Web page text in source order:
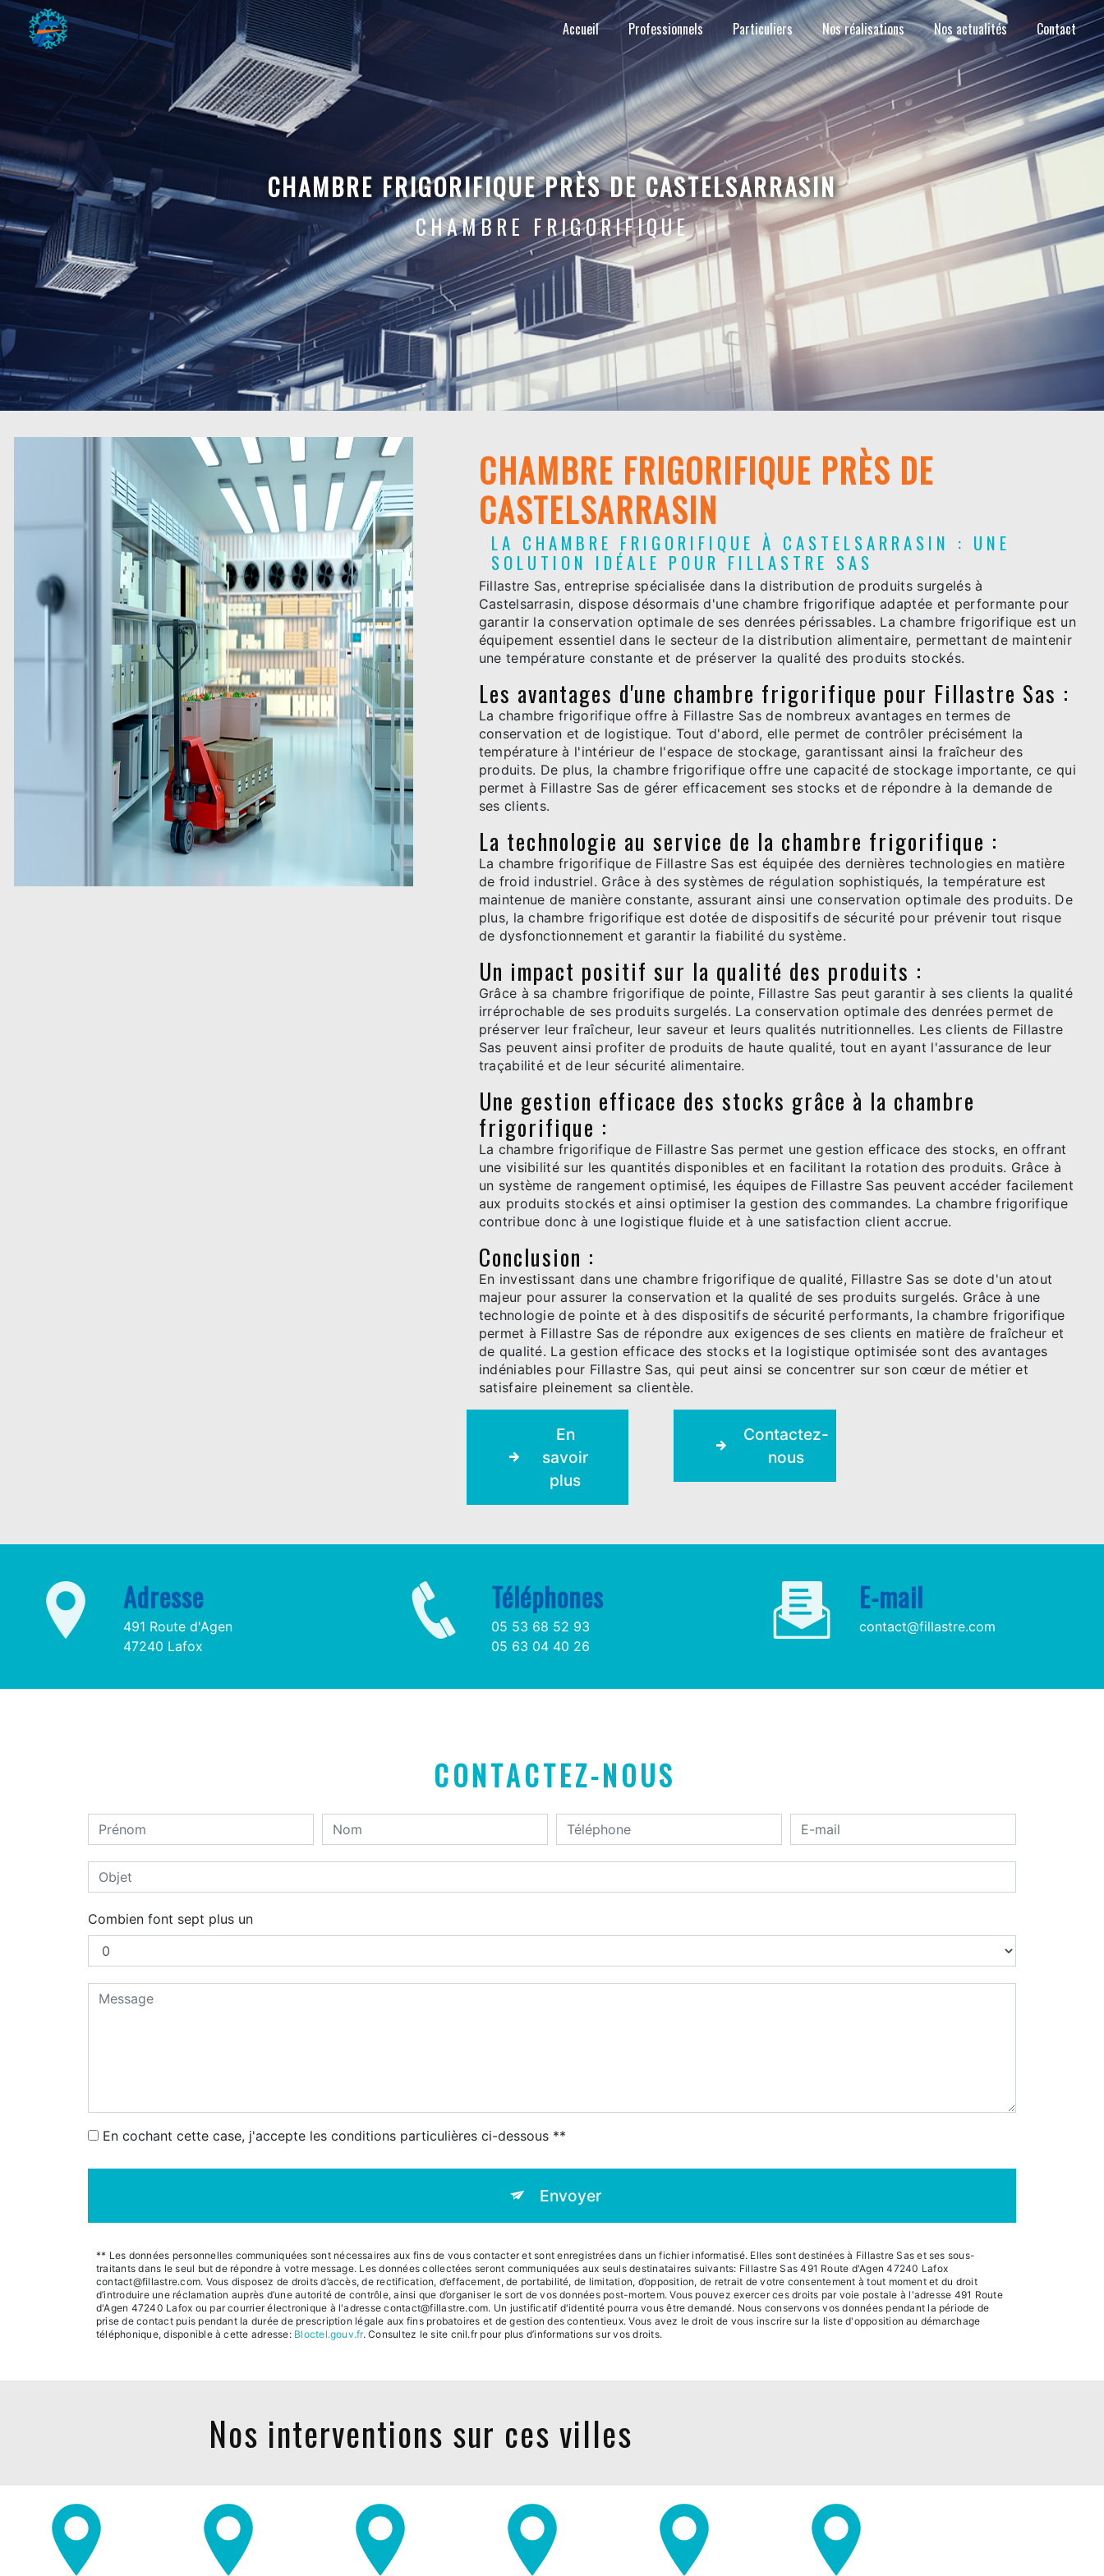
Accueil Professionnels Particuliers Nos réalisations Nos actualités Contact
CHAMBRE FRIGORIFIQUE PRÈS DE CASTELSARRASIN
CHAMBRE FRIGORIFIQUE
CHAMBRE FRIGORIFIQUE PRÈS DE
CASTELSARRASIN
LA CHAMBRE FRIGORIFIQUE À CASTELSARRASIN : UNE
SOLUTION IDÉALE POUR FILLASTRE SAS
Fillastre Sas, entreprise spécialisée dans la distribution de produits surgelés à
Castelsarrasin, dispose désormais d'une chambre frigorifique adaptée et performante pour
garantir la conservation optimale de ses denrées périssables. La chambre frigorifique est un
équipement essentiel dans le secteur de la distribution alimentaire, permettant de maintenir
une température constante et de préserver la qualité des produits stockés.
Les avantages d'une chambre frigorifique pour Fillastre Sas :
La chambre frigorifique offre à Fillastre Sas de nombreux avantages en termes de
conservation et de logistique. Tout d'abord, elle permet de contrôler précisément la
température à l'intérieur de l'espace de stockage, garantissant ainsi la fraîcheur des
produits. De plus, la chambre frigorifique offre une capacité de stockage importante, ce qui
permet à Fillastre Sas de gérer efficacement ses stocks et de répondre à la demande de
ses clients.
La technologie au service de la chambre frigorifique :
La chambre frigorifique de Fillastre Sas est équipée des dernières technologies en matière
de froid industriel. Grâce à des systèmes de régulation sophistiqués, la température est
maintenue de manière constante, assurant ainsi une conservation optimale des produits. De
plus, la chambre frigorifique est dotée de dispositifs de sécurité pour prévenir tout risque
de dysfonctionnement et garantir la fiabilité du système.
Un impact positif sur la qualité des produits :
Grâce à sa chambre frigorifique de pointe, Fillastre Sas peut garantir à ses clients la qualité
irréprochable de ses produits surgelés. La conservation optimale des denrées permet de
préserver leur fraîcheur, leur saveur et leurs qualités nutritionnelles. Les clients de Fillastre
Sas peuvent ainsi profiter de produits de haute qualité, tout en ayant l'assurance de leur
traçabilité et de leur sécurité alimentaire.
Une gestion efficace des stocks grâce à la chambre
frigorifique :
La chambre frigorifique de Fillastre Sas permet une gestion efficace des stocks, en offrant
une visibilité sur les quantités disponibles et en facilitant la rotation des produits. Grâce à
un système de rangement optimisé, les équipes de Fillastre Sas peuvent accéder facilement
aux produits stockés et ainsi optimiser la gestion des commandes. La chambre frigorifique
contribue donc à une logistique fluide et à une satisfaction client accrue.
Conclusion :
En investissant dans une chambre frigorifique de qualité, Fillastre Sas se dote d'un atout
majeur pour assurer la conservation et la qualité de ses produits surgelés. Grâce à une
technologie de pointe et à des dispositifs de sécurité performants, la chambre frigorifique
permet à Fillastre Sas de répondre aux exigences de ses clients en matière de fraîcheur et
de qualité. La gestion efficace des stocks et la logistique optimisée sont des avantages
indéniables pour Fillastre Sas, qui peut ainsi se concentrer sur son cœur de métier et
satisfaire pleinement sa clientèle.
En
savoir
plus
Contactez-
nous
Adresse
491 Route d'Agen
47240 Lafox
Téléphones
05 53 68 52 93
05 63 04 40 26
E-mail
contact@fillastre.com
CONTACTEZ-NOUS
Combien font sept plus un
En cochant cette case, j'accepte les conditions particulières ci-dessous **
Envoyer
** Les données personnelles communiquées sont nécessaires aux fins de vous contacter et sont enregistrées dans un fichier informatisé. Elles sont destinées à Fillastre Sas et ses sous-
traitants dans le seul but de répondre à votre message. Les données collectées seront communiquées aux seuls destinataires suivants: Fillastre Sas 491 Route d'Agen 47240 Lafox
contact@fillastre.com. Vous disposez de droits d’accès, de rectification, d’effacement, de portabilité, de limitation, d’opposition, de retrait de votre consentement à tout moment et du droit
d’introduire une réclamation auprès d’une autorité de contrôle, ainsi que d’organiser le sort de vos données post-mortem. Vous pouvez exercer ces droits par voie postale à l'adresse 491 Route
d'Agen 47240 Lafox ou par courrier électronique à l'adresse contact@fillastre.com. Un justificatif d'identité pourra vous être demandé. Nous conservons vos données pendant la période de
prise de contact puis pendant la durée de prescription légale aux fins probatoires et de gestion des contentieux. Vous avez le droit de vous inscrire sur la liste d'opposition au démarchage
téléphonique, disponible à cette adresse: Bloctel.gouv.fr. Consultez le site cnil.fr pour plus d’informations sur vos droits.
Nos interventions sur ces villes
Panneau de gestion des cookies